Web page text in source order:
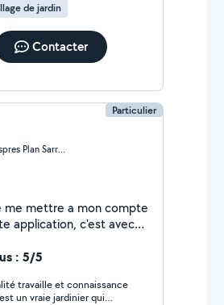
de jardin
Contacter
Particulier
Mouans-Sartoux (Les Aspres Plan Sarrain)
mettre a mon compte
application, c'est avec
des
etc
: 5/5
un vraie jardinier qui